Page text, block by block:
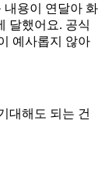
내용이 연달아 화
달했어요. 공식
예사롭지 않아
대해도 되는 건